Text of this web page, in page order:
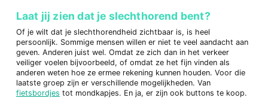
Laat jij zien dat je slechthorend bent?
Of je wilt dat je slechthorendheid zichtbaar is, is heel
persoonlijk. Sommige mensen willen er niet te veel aandacht aan
geven. Anderen juist wel. Omdat ze zich dan in het verkeer
veiliger voelen bijvoorbeeld, of omdat ze het fijn vinden als
anderen weten hoe ze ermee rekening kunnen houden. Voor die
laatste groep zijn er verschillende mogelijkheden. Van
fietsbordjes tot mondkapjes. En ja, er zijn ook buttons te koop.